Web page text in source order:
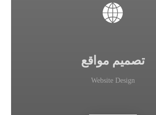
تصميم مواقع
Website Design